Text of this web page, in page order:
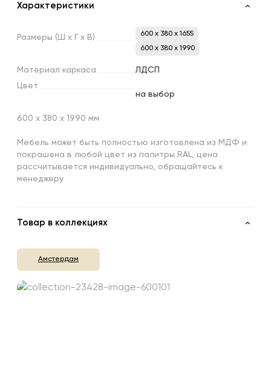
Характеристики
Размеры (Ш х х В)
600 x 380 x 1655
600 x 380 x 1990
Материал каркаса
ЛДСП
Цвет
на выбор
600 х 380 х 1990 мм
Мебель может быть полностью изготовлена из МДФ и
покрашена в любой цвет из палитры RAL, цена
рассчитывается индивидуально, обращайтесь к
менеджеру
Товар в коллекциях
Амстердам